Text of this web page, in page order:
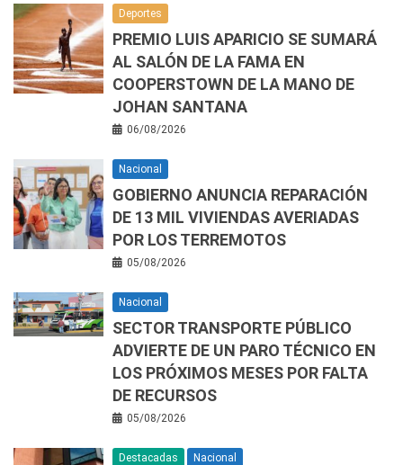
Deportes
PREMIO LUIS APARICIO SE SUMARÁ
AL SALÓN DE LA FAMA EN
COOPERSTOWN DE LA MANO DE
JOHAN SANTANA
06/08/2026
Nacional
GOBIERNO ANUNCIA REPARACIÓN
DE 13 MIL VIVIENDAS AVERIADAS
POR LOS TERREMOTOS
05/08/2026
Nacional
SECTOR TRANSPORTE PÚBLICO
ADVIERTE DE UN PARO TÉCNICO EN
LOS PRÓXIMOS MESES POR FALTA
DE RECURSOS
05/08/2026
Destacadas Nacional